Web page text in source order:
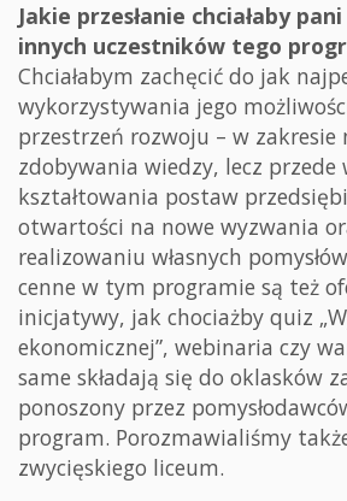
Jakie przesłanie chciałaby
innych uczestników tego
Chciałabym zachęcić do jak
wykorzystywania jego
przestrzeń rozwoju – w zakresie
zdobywania wiedzy, lecz przede
kształtowania postaw
otwartości na nowe wyzwania
realizowaniu własnych
cenne w tym programie są też
inicjatywy, jak chociażby quiz
ekonomicznej”, webinaria czy
same składają się do oklasków
ponoszony przez
program. Porozmawialiśmy
zwycięskiego liceum.